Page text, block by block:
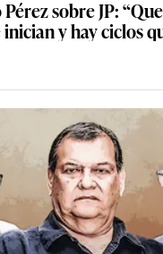
sobre JP:
y hay ciclos